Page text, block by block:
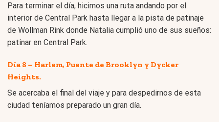
Para terminar el día, hicimos una ruta andando por el
interior de Central Park hasta llegar a la pista de patinaje
de Wollman Rink donde Natalia cumplió uno de sus sueños:
patinar en Central Park.
Día 8 – Harlem, Puente de Brooklyn y Dycker
Heights.
Se acercaba el final del viaje y para despedirnos de esta
ciudad teníamos preparado un gran día.